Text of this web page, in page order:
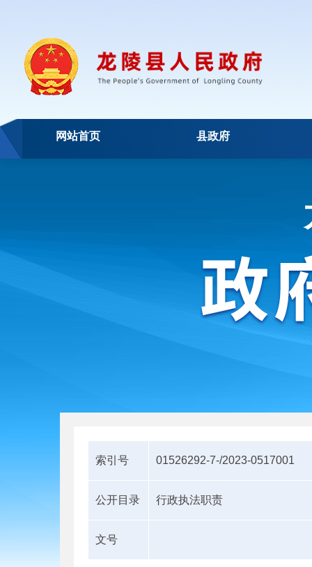
网站首页 县政府
索引号 01526292-7-/2023-0517001
公开目录 行政执法职责
文号